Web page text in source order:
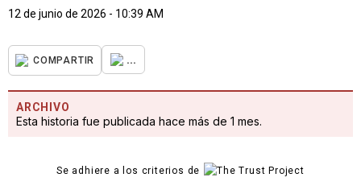
12 de junio de 2026 - 10:39 AM
COMPARTIR ...
ARCHIVO
Esta historia fue publicada hace más de 1 mes.
Se adhiere a los criterios de